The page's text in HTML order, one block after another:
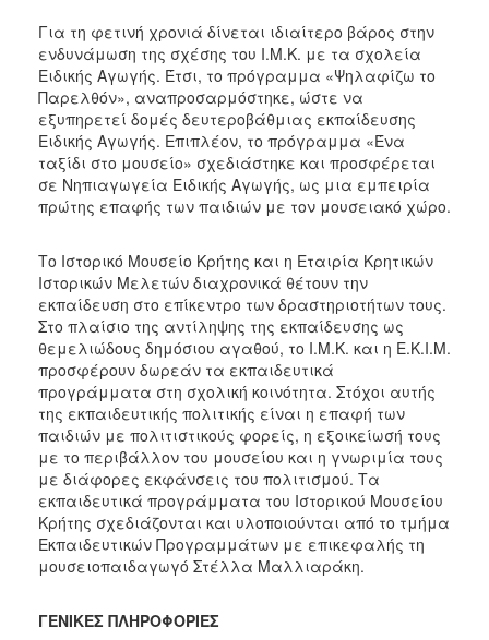
Για τη φετινή χρονιά δίνεται ιδιαίτερο βάρος στην
ενδυνάμωση της σχέσης του Ι.Μ.Κ. με τα σχολεία
Ειδικής Αγωγής. Έτσι, το πρόγραμμα «Ψηλαφίζω το
Παρελθόν», αναπροσαρμόστηκε, ώστε να
εξυπηρετεί δομές δευτεροβάθμιας εκπαίδευσης
Ειδικής Αγωγής. Επιπλέον, το πρόγραμμα «Ένα
ταξίδι στο μουσείο» σχεδιάστηκε και προσφέρεται
σε Νηπιαγωγεία Ειδικής Αγωγής, ως μια εμπειρία
πρώτης επαφής των παιδιών με τον μουσειακό χώρο.
Το Ιστορικό Μουσείο Κρήτης και η Εταιρία Κρητικών
Ιστορικών Μελετών διαχρονικά θέτουν την
εκπαίδευση στο επίκεντρο των δραστηριοτήτων τους.
Στο πλαίσιο της αντίληψης της εκπαίδευσης ως
θεμελιώδους δημόσιου αγαθού, το Ι.Μ.Κ. και η Ε.Κ.Ι.Μ.
προσφέρουν δωρεάν τα εκπαιδευτικά
προγράμματα στη σχολική κοινότητα. Στόχοι αυτής
της εκπαιδευτικής πολιτικής είναι η επαφή των
παιδιών με πολιτιστικούς φορείς, η εξοικείωσή τους
με το περιβάλλον του μουσείου και η γνωριμία τους
με διάφορες εκφάνσεις του πολιτισμού. Τα
εκπαιδευτικά προγράμματα του Ιστορικού Μουσείου
Κρήτης σχεδιάζονται και υλοποιούνται από το τμήμα
Εκπαιδευτικών Προγραμμάτων με επικεφαλής τη
μουσειοπαιδαγωγό Στέλλα Μαλλιαράκη.
ΓΕΝΙΚΕΣ ΠΛΗΡΟΦΟΡΙΕΣ